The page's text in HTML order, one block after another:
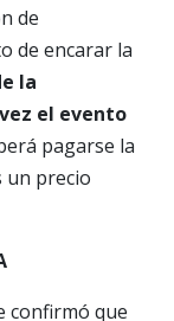
de
de encarar la
la
el evento
pagarse la
un precio
confirmó que